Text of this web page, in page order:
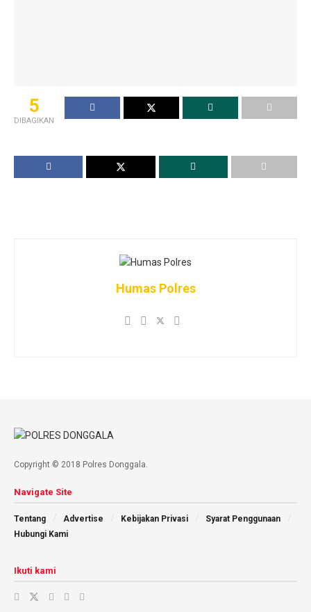
5
DIBAGIKAN
Humas Polres
Copyright © 2018 Polres Donggala.
Navigate Site
Tentang Advertise Kebijakan Privasi
Syarat Penggunaan
Hubungi Kami
Ikuti kami